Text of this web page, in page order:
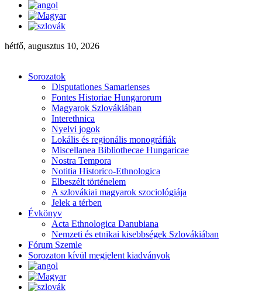
hétfő, augusztus 10, 2026
Sorozatok
Disputationes Samarienses
Fontes Historiae Hungarorum
Magyarok Szlovákiában
Interethnica
Nyelvi jogok
Lokális és regionális monográfiák
Miscellanea Bibliothecae Hungaricae
Nostra Tempora
Notitia Historico-Ethnologica
Elbeszélt történelem
A szlovákiai magyarok szociológiája
Jelek a térben
Évkönyv
Acta Ethnologica Danubiana
Nemzeti és etnikai kisebbségek Szlovákiában
Fórum Szemle
Sorozaton kívül megjelent kiadványok